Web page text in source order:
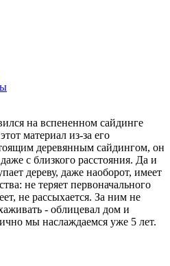
на вспененном сайдинге
материал из-за его
деревянным сайдингом, он
с близкого расстояния. Да и
дереву, даже наоборот, имеет
не теряет первоначального
не рассыхается. За ним не
- облицевал дом и
мы наслаждаемся уже 5 лет.